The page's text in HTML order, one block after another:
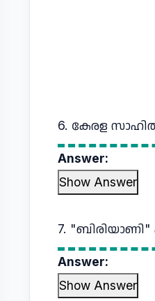
6. കേരള
Answer:
Show Answer
7.
Answer:
Show Answer